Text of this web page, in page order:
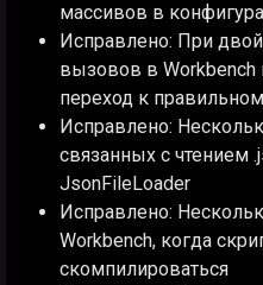
массивов в
Исправлено: При
вызовов в Workbench
переход к
Исправлено:
связанных с чтением
JsonFileLoader
Исправлено:
Workbench, когда
скомпилироваться